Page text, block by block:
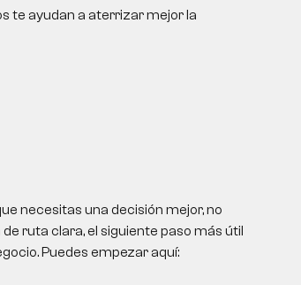
te ayudan a aterrizar mejor la
necesitas una decisión mejor, no
ruta clara, el siguiente paso más útil
Puedes empezar aquí: